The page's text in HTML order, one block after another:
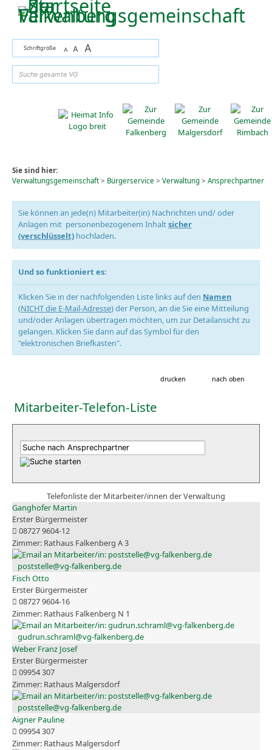
Zum Inhalt,zur Navigationoder
Schriftgröße A A A
Sie sind hier:
Verwaltungsgemeinschaft> Bürgerservice > Verwaltung> Ansprechpartner
Sie können an jede(n) Mitarbeiter(in) Nachrichten und/ oder
Anlagen mit personenbezogenem Inhaltsicher
(verschlüsselt) hochladen.
Und so funktioniert es:
Klicken Sie in der nachfolgenden Liste links auf den Namen
(NICHT die E-Mail-Adresse) der Person, an die Sie eine Mitteilung
und/oder Anlagen übertragen möchten, um zur Detailansicht zu
gelangen. Klicken Sie dann auf das Symbol für den
"elektronischen Briefkasten".
drucken nach oben
Mitarbeiter-Telefon-Liste
Telefonliste der Mitarbeiter/innen der Verwaltung
Ganghofer Martin
Erster Bürgermeister
08727 9604-12
Rathaus Falkenberg A 3
poststelle@vg-falkenberg.de
Fisch Otto
Erster Bürgermeister
08727 9604-16
Rathaus Falkenberg N 1
gudrun.schraml@vg-falkenberg.de
Weber Franz Josef
Erster Bürgermeister
09954 307
Rathaus Malgersdorf
poststelle@vg-falkenberg.de
Aigner Pauline
09954 307
Rathaus Malgersdorf